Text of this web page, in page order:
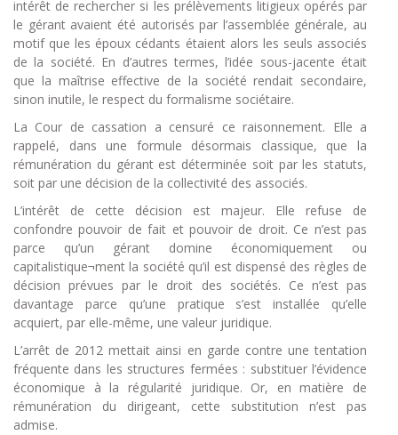
intérêt de rechercher si les prélèvements litigieux opérés par
le gérant avaient été autorisés par l’assemblée générale, au
motif que les époux cédants étaient alors les seuls associés
de la société. En d’autres termes, l’idée sous-jacente était
que la maîtrise effective de la société rendait secondaire,
sinon inutile, le respect du formalisme sociétaire.
La Cour de cassation a censuré ce raisonnement. Elle a
rappelé, dans une formule désormais classique, que la
rémunération du gérant est déterminée soit par les statuts,
soit par une décision de la collectivité des associés.
L’intérêt de cette décision est majeur. Elle refuse de
confondre pouvoir de fait et pouvoir de droit. Ce n’est pas
parce qu’un gérant domine économiquement ou
capitalistique¬ment la société qu’il est dispensé des règles de
décision prévues par le droit des sociétés. Ce n’est pas
davantage parce qu’une pratique s’est installée qu’elle
acquiert, par elle-même, une valeur juridique.
L’arrêt de 2012 mettait ainsi en garde contre une tentation
fréquente dans les structures fermées : substituer l’évidence
économique à la régularité juridique. Or, en matière de
rémunération du dirigeant, cette substitution n’est pas
admise.